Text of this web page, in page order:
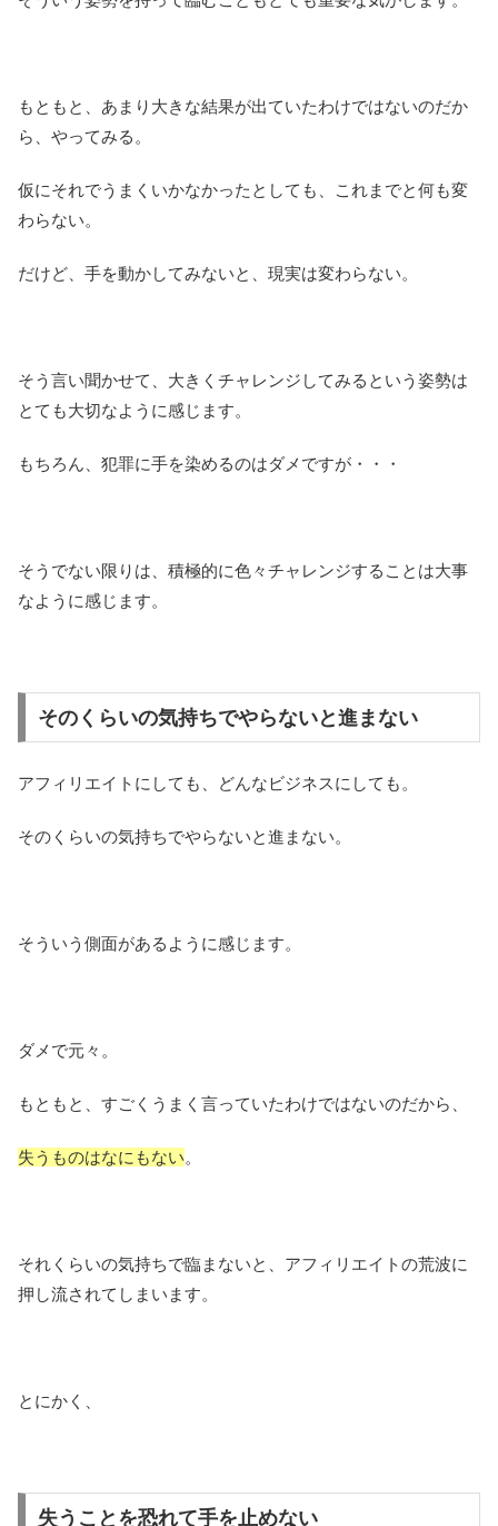
もともと、あまり大きな結果が出ていたわけではないのだか
ら、やってみる。
仮にそれでうまくいかなかったとしても、これまでと何も変
わらない。
だけど、手を動かしてみないと、現実は変わらない。
そう言い聞かせて、大きくチャレンジしてみるという姿勢は
とても大切なように感じます。
もちろん、犯罪に手を染めるのはダメですが・・・
そうでない限りは、積極的に色々チャレンジすることは大事
なように感じます。
そのくらいの気持ちでやらないと進まない
アフィリエイトにしても、どんなビジネスにしても。
そのくらいの気持ちでやらないと進まない。
そういう側面があるように感じます。
ダメで元々。
もともと、すごくうまく言っていたわけではないのだから、
失うものはなにもない。
それくらいの気持ちで臨まないと、アフィリエイトの荒波に
押し流されてしまいます。
とにかく、
失うことを恐れて手を止めない